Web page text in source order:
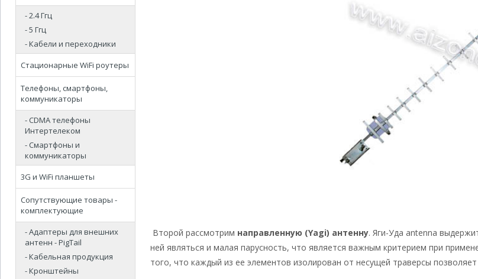
- 2.4 Ггц
- 5 Ггц
- Кабели и переходники
Стационарные WiFi роутеры
Телефоны, смартфоны,
коммуникаторы
- CDMA телефоны
Интертелеком
- Смартфоны и
коммуникаторы
3G и WiFi планшеты
Сопутствующие товары -
комплектующие
- Адаптеры для внешних
антенн - PigTail
- Кабельная продукция
- Кронштейны
Второй рассмотрим направленную (Yagi) антенну. Яги-Уда antenna
ней являться и малая парусность, что является важным критерием при
того, что каждый из ее элементов изолирован от несущей траверсы